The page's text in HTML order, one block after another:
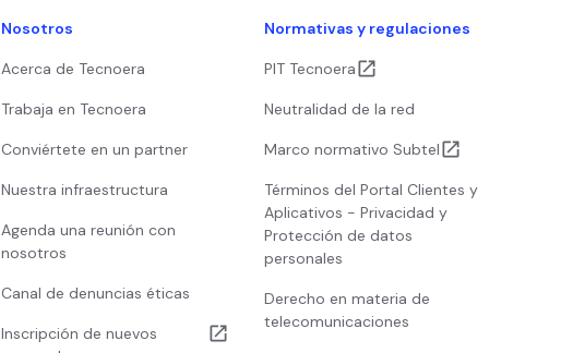
Nosotros
Acerca de Tecnoera
Trabaja en Tecnoera
Conviértete en un partner
Nuestra infraestructura
Agenda una reunión con
nosotros
Canal de denuncias éticas
Inscripción de nuevos
Normativas y regulaciones
PIT Tecnoera
Neutralidad de la red
Marco normativo Subtel
Términos del Portal Clientes y
Aplicativos - Privacidad y
Protección de datos
personales
Derecho en materia de
telecomunicaciones